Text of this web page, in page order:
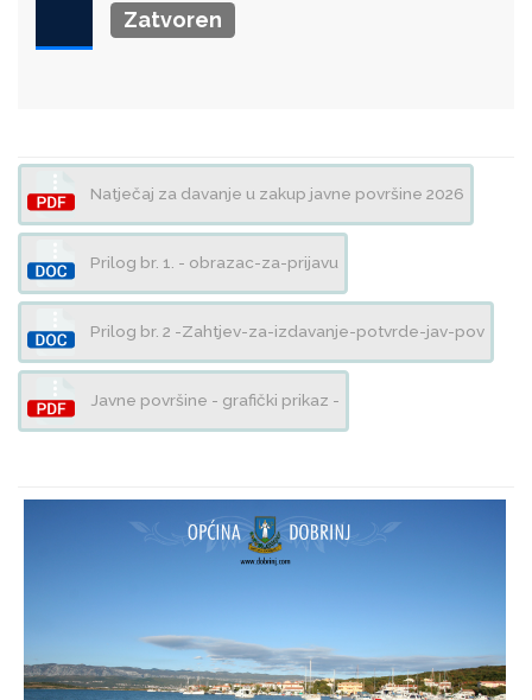
Zatvoren
Natječaj za davanje u zakup javne površine 2026
Prilog br. 1. - obrazac-za-prijavu
Prilog br. 2 -Zahtjev-za-izdavanje-potvrde-jav-pov
Javne površine - grafički prikaz -